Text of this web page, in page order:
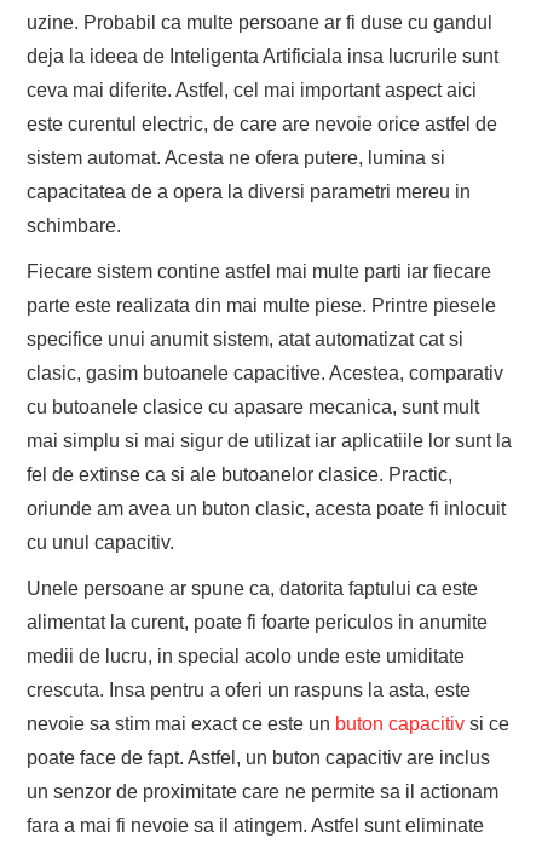
uzine. Probabil ca multe persoane ar fi duse cu gandul
deja la ideea de Inteligenta Artificiala insa lucrurile sunt
ceva mai diferite. Astfel, cel mai important aspect aici
este curentul electric, de care are nevoie orice astfel de
sistem automat. Acesta ne ofera putere, lumina si
capacitatea de a opera la diversi parametri mereu in
schimbare.
Fiecare sistem contine astfel mai multe parti iar fiecare
parte este realizata din mai multe piese. Printre piesele
specifice unui anumit sistem, atat automatizat cat si
clasic, gasim butoanele capacitive. Acestea, comparativ
cu butoanele clasice cu apasare mecanica, sunt mult
mai simplu si mai sigur de utilizat iar aplicatiile lor sunt la
fel de extinse ca si ale butoanelor clasice. Practic,
oriunde am avea un buton clasic, acesta poate fi inlocuit
cu unul capacitiv.
Unele persoane ar spune ca, datorita faptului ca este
alimentat la curent, poate fi foarte periculos in anumite
medii de lucru, in special acolo unde este umiditate
crescuta. Insa pentru a oferi un raspuns la asta, este
nevoie sa stim mai exact ce este un buton capacitiv si ce
poate face de fapt. Astfel, un buton capacitiv are inclus
un senzor de proximitate care ne permite sa il actionam
fara a mai fi nevoie sa il atingem. Astfel sunt eliminate